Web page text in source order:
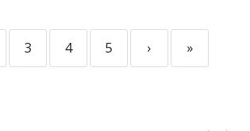
3 4 5 › »